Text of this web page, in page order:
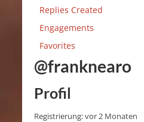
Replies Created
Engagements
Favorites
@franknearo
Profil
Registrierung: vor 2 Monaten